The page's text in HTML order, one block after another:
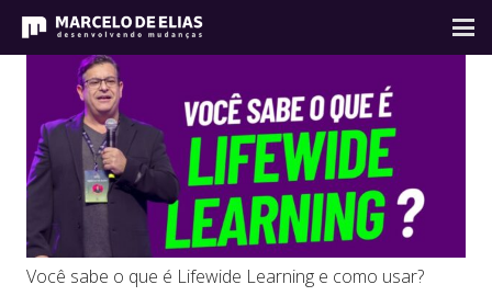
Você sabe o que é Lifewide Learning e como usar?